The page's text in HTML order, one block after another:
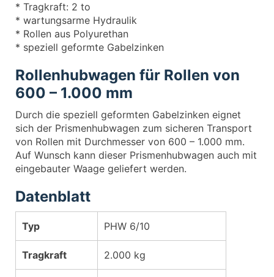
* Tragkraft: 2 to
* wartungsarme Hydraulik
* Rollen aus Polyurethan
* speziell geformte Gabelzinken
Rollenhubwagen für Rollen von
600 – 1.000 mm
Durch die speziell geformten Gabelzinken eignet
sich der Prismenhubwagen zum sicheren Transport
von Rollen mit Durchmesser von 600 – 1.000 mm.
Auf Wunsch kann dieser Prismenhubwagen auch mit
eingebauter Waage geliefert werden.
Datenblatt
Typ PHW 6/10
Tragkraft 2.000 kg